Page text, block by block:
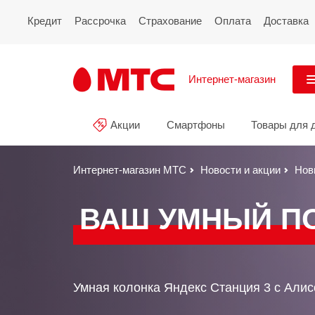
Кредит Рассрочка Страхование Оплата Доставка
Интернет-магазин
Акции
Смартфоны
Товары для дома
Акции Смартфоны Товары для
Интернет-магазин МТС Новости и акции
ВАШ УМНЫЙ
Умная колонка Яндекс Станция 3 с